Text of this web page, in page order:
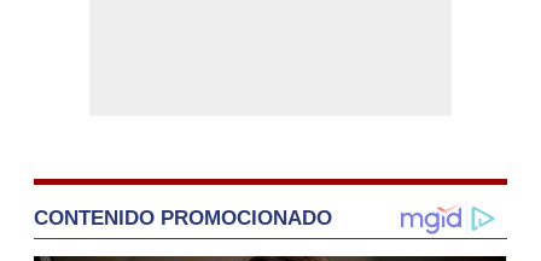
CONTENIDO PROMOCIONADO